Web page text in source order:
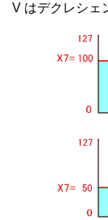
V はデクレシェ